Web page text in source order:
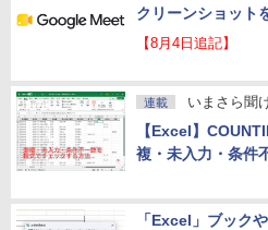
クリーンショット
【8月4日追記】
連載 いまさら聞
【Excel】
複・未入力・条件
「Excel」ブック